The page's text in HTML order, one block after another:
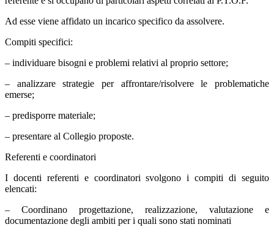
Ad esse viene affidato un incarico specifico da assolvere.
Compiti specifici:
– individuare bisogni e problemi relativi al proprio settore;
– analizzare strategie per affrontare/risolvere le problematiche
emerse;
– predisporre materiale;
– presentare al Collegio proposte.
Referenti e coordinatori
I docenti referenti e coordinatori svolgono i compiti di seguito
elencati:
– Coordinano progettazione, realizzazione, valutazione e
documentazione degli ambiti per i quali sono stati nominati